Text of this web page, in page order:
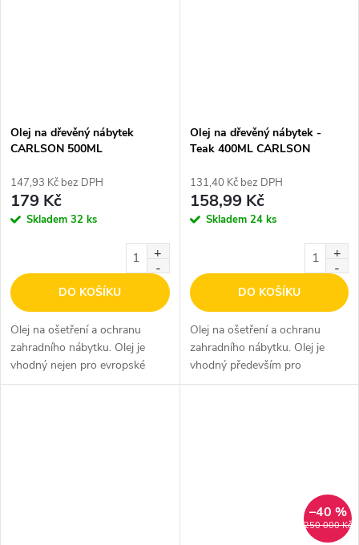
Olej na dřevěný nábytek
CARLSON 500ML
147,93 Kč bez DPH
179 Kč
Skladem 32 ks
DO KOŠÍKU
Olej na ošetření a ochranu
zahradního nábytku. Olej je
vhodný nejen pro evropské
dřeviny (např. smrk, borovice,
Olej na dřevěný nábytek -
Teak 400ML CARLSON
131,40 Kč bez DPH
158,99 Kč
Skladem 24 ks
DO KOŠÍKU
Olej na ošetření a ochranu
zahradního nábytku. Olej je
vhodný především pro
evropské dřeviny (např. smrk,
250 000 Kč
–40 %